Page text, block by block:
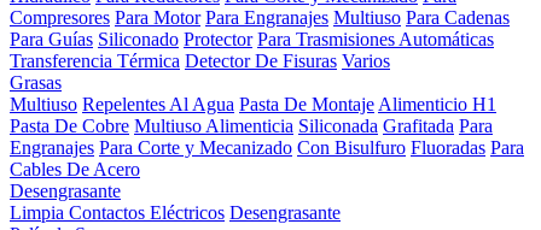
Compresores Para Motor Para Engranajes Multiuso Para Cadenas
Para Guías Siliconado Protector Para Trasmisiones Automáticas
Transferencia Térmica Detector De Fisuras Varios
Grasas
Multiuso Repelentes Al Agua Pasta De Montaje Alimenticio H1
Pasta De Cobre Multiuso Alimenticia Siliconada Grafitada Para
Engranajes Para Corte y Mecanizado Con Bisulfuro Fluoradas Para
Cables De Acero
Desengrasante
Limpia Contactos Eléctricos Desengrasante